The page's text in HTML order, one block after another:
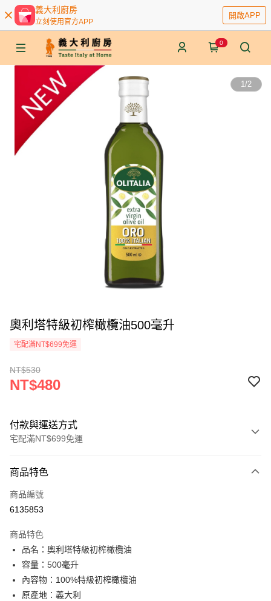
義大利廚房
立刻使用官方APP
開啟APP
0
1/2
奧利塔特級初榨橄欖油500毫升
宅配滿NT$699免運
NT$530
NT$480
付款與運送方式
宅配滿NT$699免運
信用卡一次付款
Apple Pay
悠遊付
ATM付款
貨到付款
商品特色
商品編號
6135853
商品特色
品名：奧利塔特級初榨橄欖油
容量：500毫升
內容物：100%特級初榨橄欖油
原產地：義大利